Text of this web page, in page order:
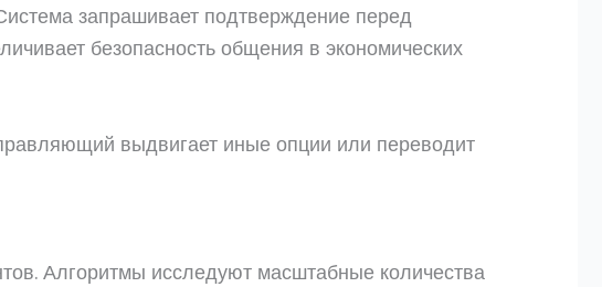
запрашивает подтверждение перед
безопасность общения в экономических
выдвигает иные опции или переводит
Алгоритмы исследуют масштабные количества